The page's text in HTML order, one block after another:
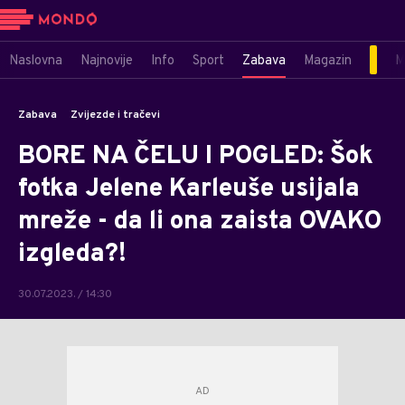
Naslovna Najnovije Info Sport Zabava Magazin
Zabava Zvijezde i tračevi
BORE NA ČELU I POGLED: Šok
fotka Jelene Karleuše usijala
mreže - da li ona zaista OVAKO
izgleda?!
30.07.2023. / 14:30